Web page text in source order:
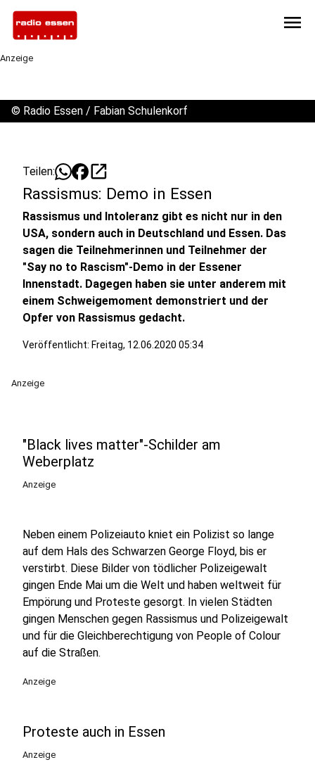
menu
Anzeige
© Radio Essen / Fabian Schulenkorf
Teilen: open_in_new
Rassismus: Demo in Essen
Rassismus und Intoleranz gibt es nicht nur in den
USA, sondern auch in Deutschland und Essen. Das
sagen die Teilnehmerinnen und Teilnehmer der
"Say no to Rascism"-Demo in der Essener
Innenstadt. Dagegen haben sie unter anderem mit
einem Schweigemoment demonstriert und der
Opfer von Rassismus gedacht.
Veröffentlicht: Freitag, 12.06.2020 05:34
Anzeige
"Black lives matter"-Schilder am
Weberplatz
Anzeige
Neben einem Polizeiauto kniet ein Polizist so lange
auf dem Hals des Schwarzen George Floyd, bis er
verstirbt. Diese Bilder von tödlicher Polizeigewalt
gingen Ende Mai um die Welt und haben weltweit für
Empörung und Proteste gesorgt. In vielen Städten
gingen Menschen gegen Rassismus und Polizeigewalt
und für die Gleichberechtigung von People of Colour
auf die Straßen.
Anzeige
Proteste auch in Essen
Anzeige